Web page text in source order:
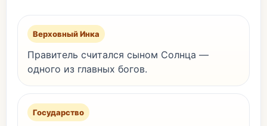
Верховный Инка
Правитель считался сыном Солнца —
одного из главных богов.
Государство